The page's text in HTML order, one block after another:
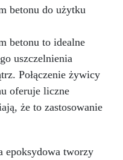
nadaje się do
24 godzin.
odporny na
epoksydowy, który
warstwę ochronną
Powierzchnia
na wilgoć.
żywica
na wilgoć
warunkach
do każdego typu
epoksydowe –
betonu do użytku
betonu to idealne
uszczelnienia
Połączenie żywicy
oferuje liczne
że to zastosowanie
epoksydowa tworzy